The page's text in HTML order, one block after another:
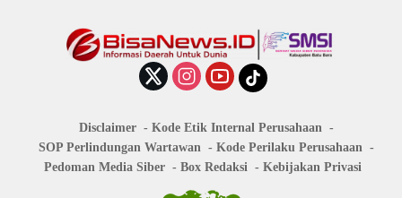
Disclaimer
Kode Etik Internal Perusahaan
SOP Perlindungan Wartawan
Kode Perilaku Perusahaan
Pedoman Media Siber
Box Redaksi Kebijakan Privasi